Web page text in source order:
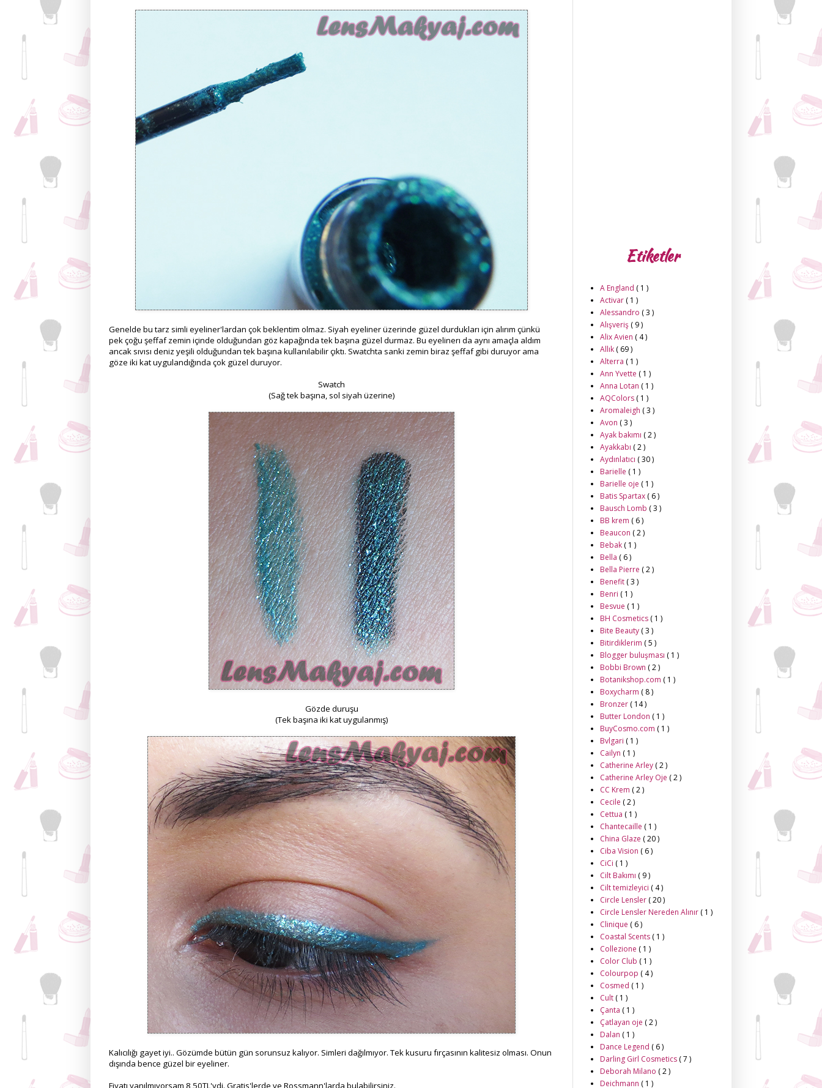
Genelde bu tarz simli eyeliner'lardan çok beklentim olmaz. Siyah eyeliner üzerinde güzel durdukları için alırım çünkü
pek çoğu şeffaf zemin içinde olduğundan göz kapağında tek başına güzel durmaz. Bu eyelinerı da aynı amaçla aldım
ancak sıvısı deniz yeşili olduğundan tek başına kullanılabilir çıktı. Swatchta sanki zemin biraz şeffaf gibi duruyor ama
göze iki kat uygulandığında çok güzel duruyor.
Swatch
(Sağ tek başına, sol siyah üzerine)
Gözde duruşu
(Tek başına iki kat uygulanmış)
Kalıcılığı gayet iyi.. Gözümde bütün gün sorunsuz kalıyor. Simleri dağılmıyor. Tek kusuru fırçasının kalitesiz olması. Onun
dışında bence güzel bir eyeliner.
Fiyatı yanılmıyorsam 8,50TL'ydi. Gratis'lerde ve Rossmann'larda bulabilirsiniz.
Etiketler
A England ( 1 )
Activar ( 1 )
Alessandro ( 3 )
Alışveriş ( 9 )
Alix Avien ( 4 )
Allık ( 69 )
Alterra ( 1 )
Ann Yvette ( 1 )
Anna Lotan ( 1 )
AQColors ( 1 )
Aromaleigh ( 3 )
Avon ( 3 )
Ayak bakımı ( 2 )
Ayakkabı ( 2 )
Aydınlatıcı ( 30 )
Barielle ( 1 )
Barielle oje ( 1 )
Batis Spartax ( 6 )
Bausch Lomb ( 3 )
BB krem ( 6 )
Beaucon ( 2 )
Bebak ( 1 )
Bella ( 6 )
Bella Pierre ( 2 )
Benefit ( 3 )
Benri ( 1 )
Besvue ( 1 )
BH Cosmetics ( 1 )
Bite Beauty ( 3 )
Bitirdiklerim ( 5 )
Blogger buluşması ( 1 )
Bobbi Brown ( 2 )
Botanikshop.com ( 1 )
Boxycharm ( 8 )
Bronzer ( 14 )
Butter London ( 1 )
BuyCosmo.com ( 1 )
Bvlgari ( 1 )
Cailyn ( 1 )
Catherine Arley ( 2 )
Catherine Arley Oje ( 2 )
CC Krem ( 2 )
Cecile ( 2 )
Cettua ( 1 )
Chantecaille ( 1 )
China Glaze ( 20 )
Ciba Vision ( 6 )
CiCi ( 1 )
Cilt Bakımı ( 9 )
Cilt temizleyici ( 4 )
Circle Lensler ( 20 )
Circle Lensler Nereden Alınır ( 1 )
Clinique ( 6 )
Coastal Scents ( 1 )
Collezione ( 1 )
Color Club ( 1 )
Colourpop ( 4 )
Cosmed ( 1 )
Cult ( 1 )
Çanta ( 1 )
Çatlayan oje ( 2 )
Dalan ( 1 )
Dance Legend ( 6 )
Darling Girl Cosmetics ( 7 )
Deborah Milano ( 2 )
Deichmann ( 1 )